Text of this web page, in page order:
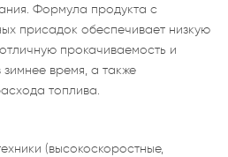
Формула продукта с
присадок обеспечивает низкую
прокачиваемость и
зимнее время, а также
топлива.
(высокоскоростные,